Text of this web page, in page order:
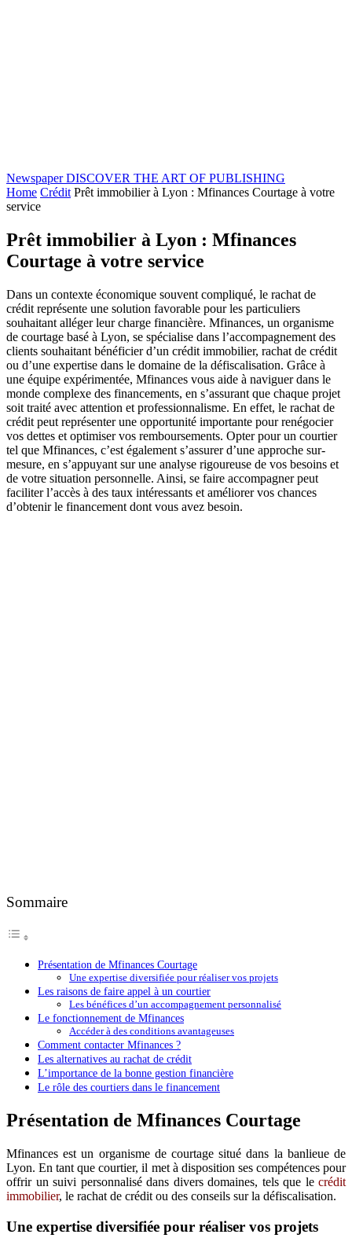
Newspaper DISCOVER THE ART OF PUBLISHING
Home Crédit Prêt immobilier à Lyon : Mfinances Courtage à votre
service
Prêt immobilier à Lyon : Mfinances
Courtage à votre service
Dans un contexte économique souvent compliqué, le rachat de
crédit représente une solution favorable pour les particuliers
souhaitant alléger leur charge financière. Mfinances, un organisme
de courtage basé à Lyon, se spécialise dans l’accompagnement des
clients souhaitant bénéficier d’un crédit immobilier, rachat de crédit
ou d’une expertise dans le domaine de la défiscalisation. Grâce à
une équipe expérimentée, Mfinances vous aide à naviguer dans le
monde complexe des financements, en s’assurant que chaque projet
soit traité avec attention et professionnalisme. En effet, le rachat de
crédit peut représenter une opportunité importante pour renégocier
vos dettes et optimiser vos remboursements. Opter pour un courtier
tel que Mfinances, c’est également s’assurer d’une approche sur-
mesure, en s’appuyant sur une analyse rigoureuse de vos besoins et
de votre situation personnelle. Ainsi, se faire accompagner peut
faciliter l’accès à des taux intéressants et améliorer vos chances
d’obtenir le financement dont vous avez besoin.
Sommaire
Présentation de Mfinances Courtage
Une expertise diversifiée pour réaliser vos projets
Les raisons de faire appel à un courtier
Les bénéfices d’un accompagnement personnalisé
Le fonctionnement de Mfinances
Accéder à des conditions avantageuses
Comment contacter Mfinances ?
Les alternatives au rachat de crédit
L’importance de la bonne gestion financière
Le rôle des courtiers dans le financement
Présentation de Mfinances Courtage
Mfinances est un organisme de courtage situé dans la banlieue de
Lyon. En tant que courtier, il met à disposition ses compétences pour
offrir un suivi personnalisé dans divers domaines, tels que le crédit
immobilier, le rachat de crédit ou des conseils sur la défiscalisation.
Une expertise diversifiée pour réaliser vos projets